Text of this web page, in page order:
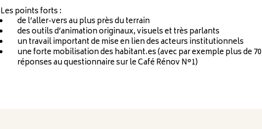
Les points forts :
de l’aller-vers au plus près du terrain
des outils d’animation originaux, visuels et très parlants
un travail important de mise en lien des acteurs institutionnels
une forte mobilisation des habitant.es (avec par exemple plus de 70
réponses au questionnaire sur le Café Rénov N°1)